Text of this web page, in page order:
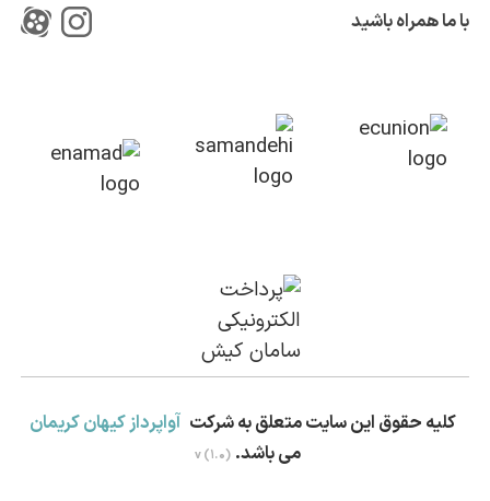
با ما همراه باشید
کلیه حقوق این سایت متعلق به شرکت آواپرداز کیهان کریمان
می باشد. v (1.0)بستن!